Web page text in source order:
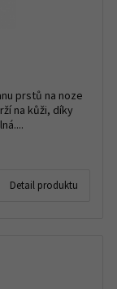
prstů na noze
na kůži, díky
Detail produktu